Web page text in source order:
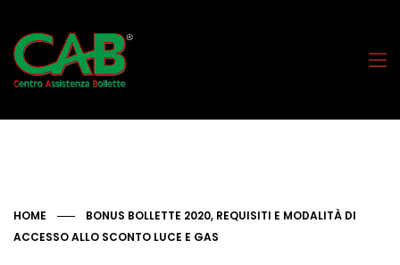
HOME
BONUS BOLLETTE 2020, REQUISITI E MODALITÀ DI
ACCESSO ALLO SCONTO LUCE E GAS